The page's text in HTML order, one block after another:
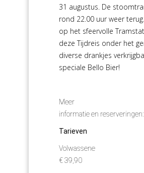
31 augustus. De
rond 22.00 uur weer
op het sfeervolle
deze Tijdreis onder het
diverse drankjes
speciale Bello Bier!
Meer
informatie en reserveringen:
Tarieven
Volwassene
€ 39,90